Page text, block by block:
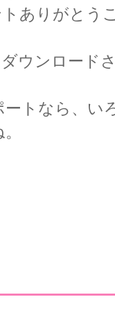
ありがとう
ウンロード
トなら、い